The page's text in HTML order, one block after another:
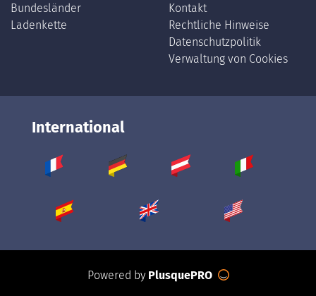
Bundesländer
Ladenkette
Kontakt
Rechtliche Hinweise
Datenschutzpolitik
Verwaltung von Cookies
International
Powered by PlusquePRO